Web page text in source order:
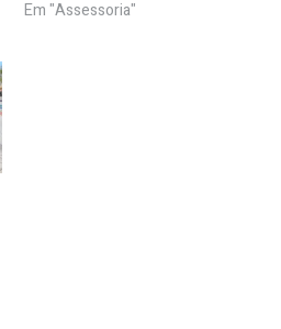
Em "Assessoria"